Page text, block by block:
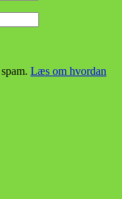
Læs om hvordan